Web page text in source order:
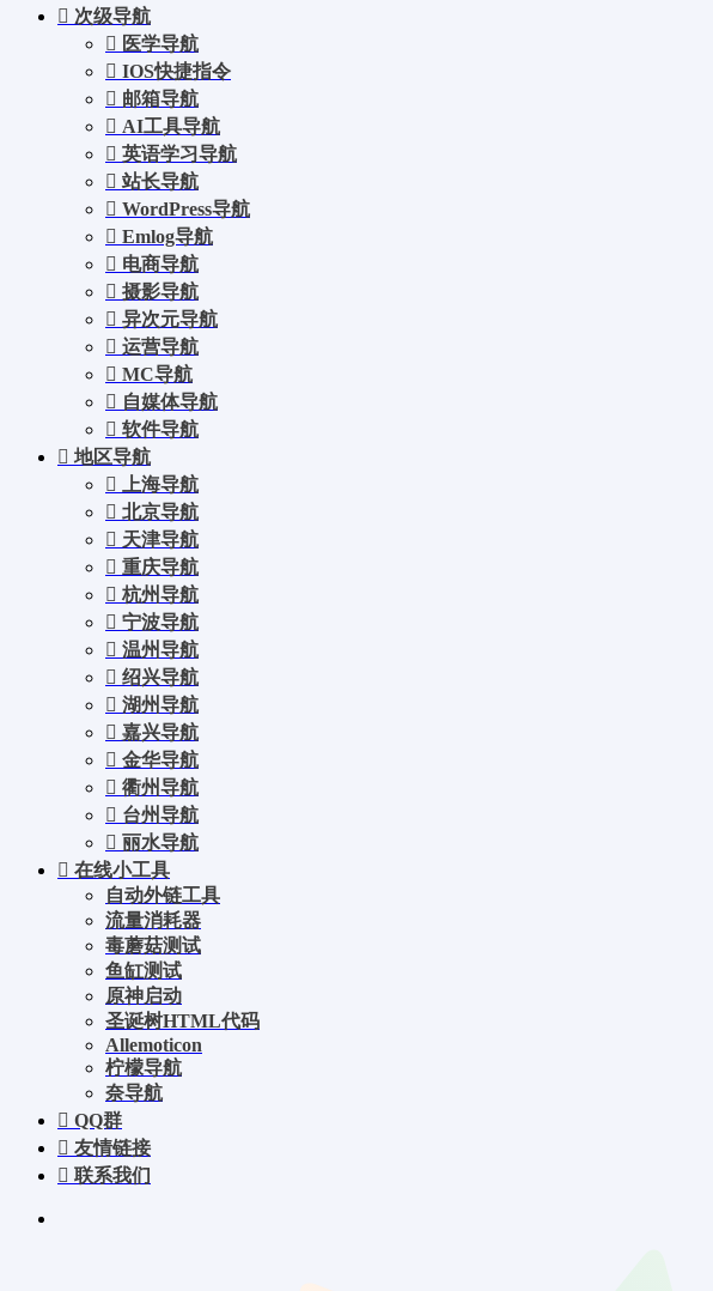
次级导航
医学导航
IOS快捷指令
邮箱导航
AI工具导航
英语学习导航
站长导航
WordPress导航
Emlog导航
电商导航
摄影导航
异次元导航
运营导航
MC导航
自媒体导航
软件导航
地区导航
上海导航
北京导航
天津导航
重庆导航
杭州导航
宁波导航
温州导航
绍兴导航
湖州导航
嘉兴导航
金华导航
衢州导航
台州导航
丽水导航
在线小工具
自动外链工具
流量消耗器
毒蘑菇测试
鱼缸测试
原神启动
圣诞树HTML代码
Allemoticon
柠檬导航
奈导航
QQ群
友情链接
联系我们